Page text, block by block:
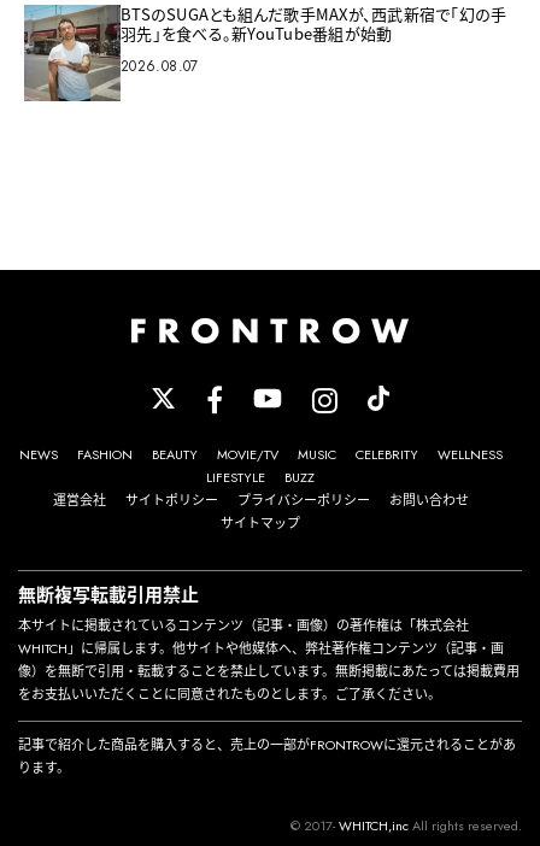
BTSのSUGAとも組んだ歌手MAXが、西武新宿で「幻の手
羽先」を食べる。新YouTube番組が始動
2026.08.07
NEWS FASHION BEAUTY MOVIE/TV MUSIC CELEBRITY
WELLNESS
LIFESTYLE
BUZZ
運営会社
サイトポリシー プライバシーポリシー
お問い合わせ
サイトマップ
無断複写転載引用禁止
本サイトに掲載されているコンテンツ（記事・画像）の著作権は「株式会社
WHITCH」に帰属します。他サイトや他媒体へ、弊社著作権コンテンツ（記事・画
像）を無断で引用・転載することを禁止しています。無断掲載にあたっては掲載費用
をお支払いいただくことに同意されたものとします。ご了承ください。
記事で紹介した商品を購入すると、売上の一部がFRONTROWに還元されることがあ
ります。
© 2017-WHITCH,incAll rights reserved.